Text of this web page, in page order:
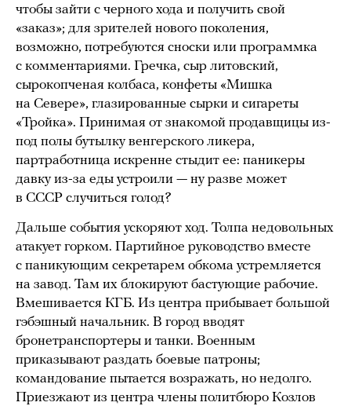
чтобы зайти с черного хода и получить свой
«заказ»; для зрителей нового поколения,
возможно, потребуются сноски или программка
с комментариями. Гречка, сыр литовский,
сырокопченая колбаса, конфеты «Мишка
на Севере», глазированные сырки и сигареты
«Тройка». Принимая от знакомой продавщицы из-
под полы бутылку венгерского ликера,
партработница искренне стыдит ее: паникеры
давку из-за еды устроили — ну разве может
в СССР случиться голод?
Дальше события ускоряют ход. Толпа недовольных
атакует горком. Партийное руководство вместе
с паникующим секретарем обкома устремляется
на завод. Там их блокируют бастующие рабочие.
Вмешивается КГБ. Из центра прибывает большой
гэбэшный начальник. В город вводят
бронетранспортеры и танки. Военным
приказывают раздать боевые патроны;
командование пытается возражать, но недолго.
Приезжают из центра члены политбюро Козлов